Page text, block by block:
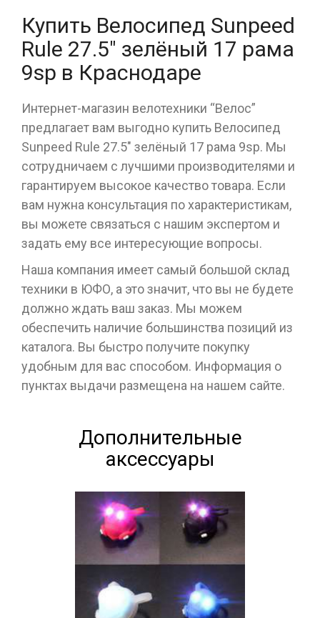
Купить Велосипед Sunpeed
Rule 27.5" зелёный 17 рама
9sp в Краснодаре
Интернет-магазин велотехники “Велос”
предлагает вам выгодно купить Велосипед
Sunpeed Rule 27.5" зелёный 17 рама 9sp. Мы
сотрудничаем с лучшими производителями и
гарантируем высокое качество товара. Если
вам нужна консультация по характеристикам,
вы можете связаться с нашим экспертом и
задать ему все интересующие вопросы.
Наша компания имеет самый большой склад
техники в ЮФО, а это значит, что вы не будете
должно ждать ваш заказ. Мы можем
обеспечить наличие большинства позиций из
каталога. Вы быстро получите покупку
удобным для вас способом. Информация о
пунктах выдачи размещена на нашем сайте.
Дополнительные
аксессуары